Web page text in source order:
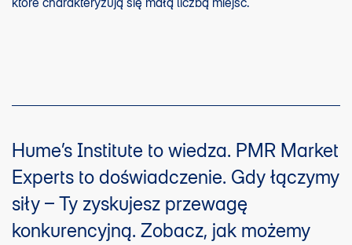
Hume’s Institute to wiedza. PMR Market
Experts to doświadczenie. Gdy łączymy
siły – Ty zyskujesz przewagę
konkurencyjną. Zobacz, jak możemy